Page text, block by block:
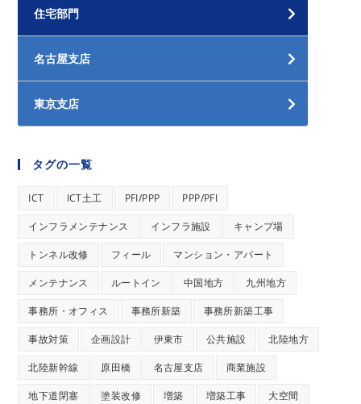
住宅部門
名古屋支店
東京支店
タグの一覧
ICT ICT土工 PFI/PPP PPP/PFI
インフラメンテナンス インフラ施設 キャンプ場
トンネル改修 フィール マンション・アパート
メンテナンス ルートイン 中国地方 九州地方
事務所・オフィス 事務所新築 事務所新築工事
事故対策 企画設計 伊東市 公共施設 北陸地方
北陸新幹線 原田橋 名古屋支店 商業施設
地下道閉塞 塗装改修 増築 増築工事 大空間